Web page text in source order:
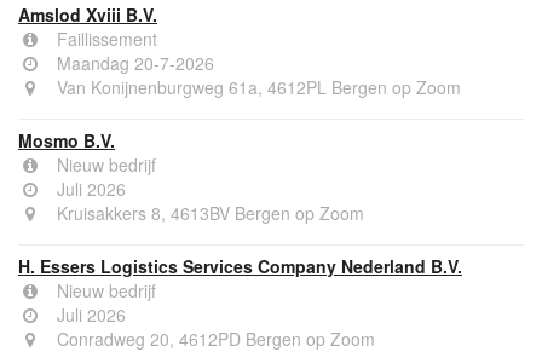
Amslod Xviii B.V.
Faillissement
Maandag 20-7-2026
Van Konijnenburgweg 61a, 4612PL Bergen op Zoom
Mosmo B.V.
Nieuw bedrijf
Juli 2026
Kruisakkers 8, 4613BV Bergen op Zoom
H. Essers Logistics Services Company Nederland B.V.
Nieuw bedrijf
Juli 2026
Conradweg 20, 4612PD Bergen op Zoom